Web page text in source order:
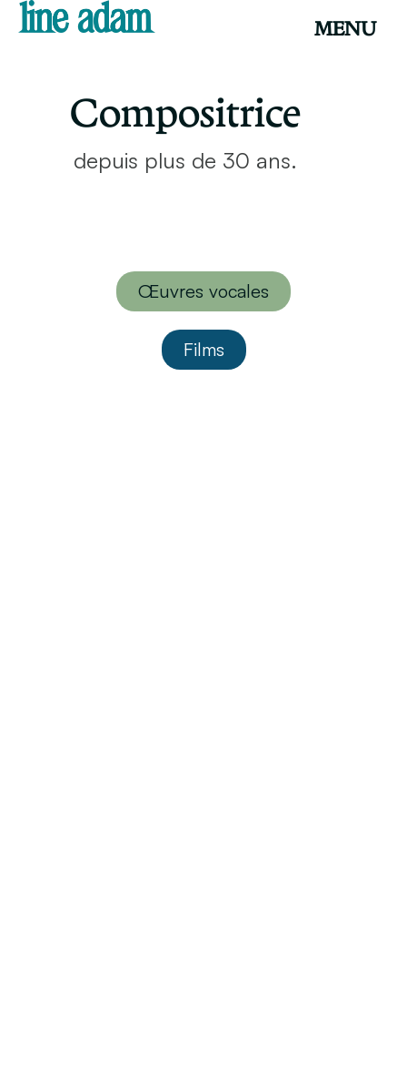
MENU
Compositrice
depuis plus de 30 ans.
Œuvres vocales
Films